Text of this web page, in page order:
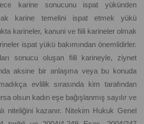
karine sonucunu ispat yükünden
karine temelini ispat etmek yükü
karineler, kanuni ve fiili karineler olmak
ispat yükü bakımından önemlidirler.
sonucu oluşan fiili karineyle, ziynet
aksine bir anlaşma veya bu konuda
evlilik sırasında kim tarafından
olsun kadın eşe bağışlanmış sayılır ve
niteliğini kazanır. Nitekim Hukuk Genel